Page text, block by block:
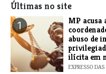
Últimas no site
1
MP acusa
abuso de
ilícita em
EXPRESSO